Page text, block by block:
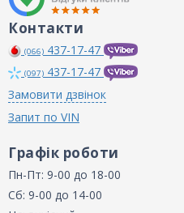
Контакти
(066) 437-17-47
(097) 437-17-47
Замовити дзвінок
Запит по VIN
Графік роботи
Пн-Пт: 9-00 до 18-00
Сб: 9-00 до 14-00